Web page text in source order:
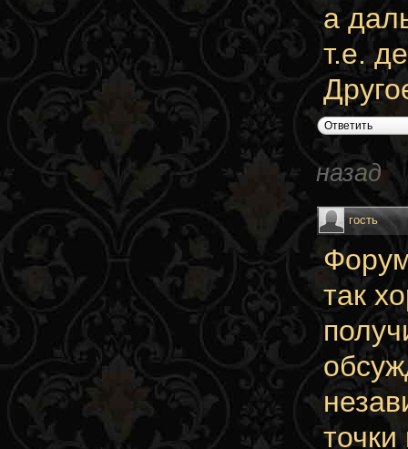
а
т.е.
Ответить
назад
гость
так